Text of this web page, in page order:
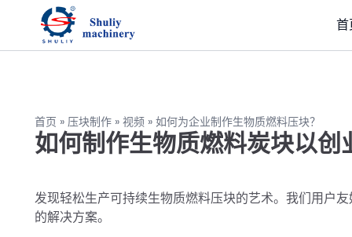
首
首页 » 压块制作 » 视频 » 如何为企业制作生物质燃料压块？
如何制作生物质燃料炭块以创
发现轻松生产可持续生物质燃料压块的艺术。我们用户
的解决方案。